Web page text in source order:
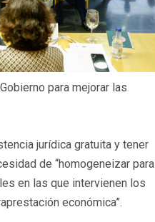
para mejorar las
jurídica gratuita y tener
de “homogeneizar para
en las que intervienen los
económica”.